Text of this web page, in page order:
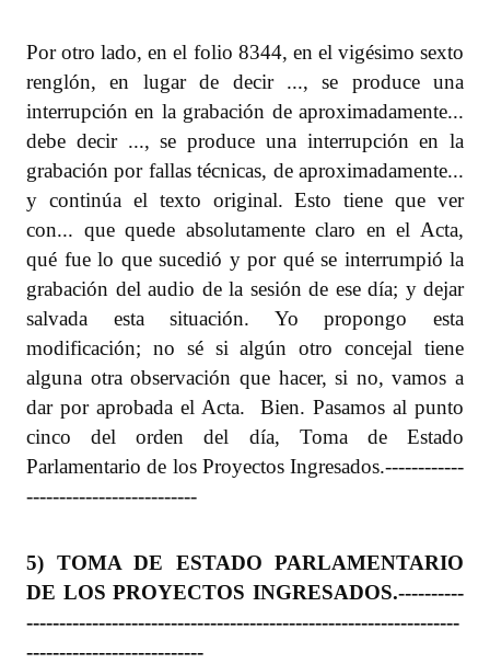
Por otro lado, en el folio 8344, en el vigésimo sexto
renglón, en lugar de decir ..., se produce una
interrupción en la grabación de aproximadamente...
debe decir ..., se produce una interrupción en la
grabación por fallas técnicas, de aproximadamente...
y continúa el texto original. Esto tiene que ver
con... que quede absolutamente claro en el Acta,
qué fue lo que sucedió y por qué se interrumpió la
grabación del audio de la sesión de ese día; y dejar
salvada esta situación. Yo propongo esta
modificación; no sé si algún otro concejal tiene
alguna otra observación que hacer, si no, vamos a
dar por aprobada el Acta.
Bien. Pasamos al punto
cinco del orden del día, Toma de Estado
Parlamentario de los Proyectos Ingresados.------------
--------------------------
5) TOMA DE ESTADO PARLAMENTARIO
DE LOS PROYECTOS INGRESADOS.----------
------------------------------------------------------------------
---------------------------